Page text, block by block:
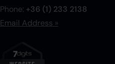
Phone: +36 (1) 233 2138
Email Address »